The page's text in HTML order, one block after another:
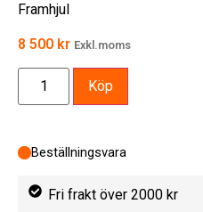
Framhjul
8 500 kr Exkl.moms
Beställningsvara
Köp
Fri frakt över 2000 kr